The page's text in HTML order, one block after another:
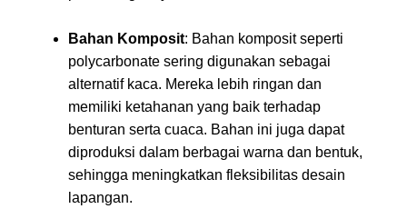
Bahan Komposit: Bahan komposit seperti
polycarbonate sering digunakan sebagai
alternatif kaca. Mereka lebih ringan dan
memiliki ketahanan yang baik terhadap
benturan serta cuaca. Bahan ini juga dapat
diproduksi dalam berbagai warna dan bentuk,
sehingga meningkatkan fleksibilitas desain
lapangan.